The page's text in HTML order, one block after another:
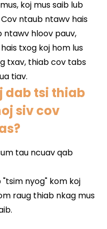
dab tsi thiab
siv cov